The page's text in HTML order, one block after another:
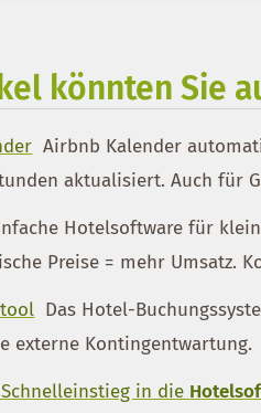
könnten Sie
Airbnb Kalender
aktualisiert. Auch für
Hotelsoftware für
Preise = mehr Umsatz.
Das Hotel-
externe Kontingentwartung.
in die